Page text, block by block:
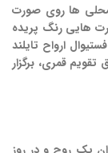
محلی ها روی صورت
هایی رنگ پریده
فستیوال ارواح تایلند
قمری، برگزار